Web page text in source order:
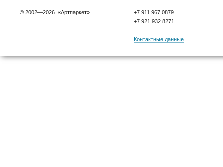
© 2002—2026 «Артпаркет»
+7 911 967 0879
+7 921 932 8271
Контактные данные